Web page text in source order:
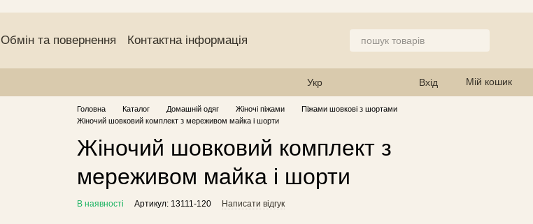
Обмін та повернення
Контактна інформація
Укр Вхід Мій кошик
Головна Каталог Домашній одяг Жіночі піжами
Піжами шовкові з шортами
Жіночий шовковий комплект з мереживом майка і шорти
Жіночий шовковий комплект з
мереживом майка і шорти
В наявності Артикул: 13111-120 Написати відгук